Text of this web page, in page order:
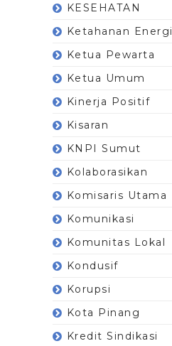
KESEHATAN
Ketahanan Energi
Ketua Pewarta
Ketua Umum
Kinerja Positif
Kisaran
KNPI Sumut
Kolaborasikan
Komisaris Utama
Komunikasi
Komunitas Lokal
Kondusif
Korupsi
Kota Pinang
Kredit Sindikasi